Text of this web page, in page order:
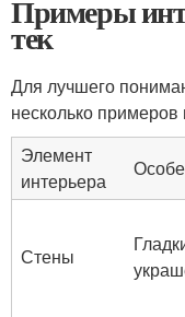
Примеры
тек
Для лучшего
несколько примеров
Элемент
интерьера
Стены